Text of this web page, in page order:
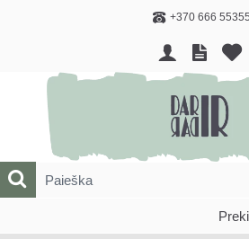
+370 666 55355